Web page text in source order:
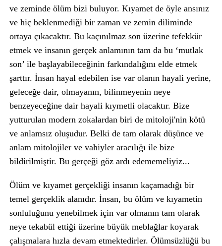
ve zeminde ölüm bizi buluyor. Kıyamet de öyle ansınız
ve hiç beklenmediği bir zaman ve zemin diliminde
ortaya çıkacaktır. Bu kaçınılmaz son üzerine tefekkür
etmek ve insanın gerçek anlamının tam da bu ‘mutlak
son’ ile başlayabileceğinin farkındalığını elde etmek
şarttır. İnsan hayal edebilen ise var olanın hayali yerine,
geleceğe dair, olmayanın, bilinmeyenin neye
benzeyeceğine dair hayali kıymetli olacaktır. Bize
yutturulan modern zokalardan biri de mitoloji'nin kötü
ve anlamsız oluşudur. Belki de tam olarak düşünce ve
anlam mitolojiler ve vahiyler aracılığı ile bize
bildirilmiştir. Bu gerçeği göz ardı edememeliyiz...
Ölüm ve kıyamet gerçekliği insanın kaçamadığı bir
temel gerçeklik alanıdır. İnsan, bu ölüm ve kıyametin
sonluluğunu yenebilmek için var olmanın tam olarak
neye tekabül ettiği üzerine büyük meblağlar koyarak
çalışmalara hızla devam etmektedirler. Ölümsüzlüğü bu